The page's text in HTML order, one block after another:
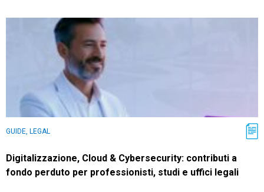
GUIDE, LEGAL
Digitalizzazione, Cloud & Cybersecurity: contributi a
fondo perduto per professionisti, studi e uffici legali